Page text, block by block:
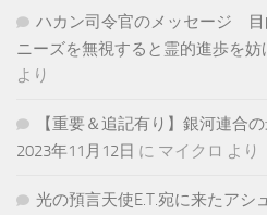
ハカン司令官のメッセージ
ニーズを無視すると霊的進歩を妨
より
【重要＆追記有り】銀河連合
2023年11月12日 に マイクロ より
光の預言天使E.T.宛に来たア